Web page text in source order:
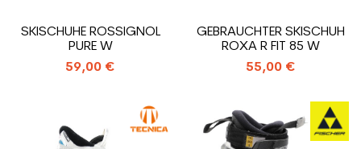
SKISCHUHE ROSSIGNOL
PURE W
59,00 €
GEBRAUCHTER SKISCHUH
ROXA R FIT 85 W
55,00 €